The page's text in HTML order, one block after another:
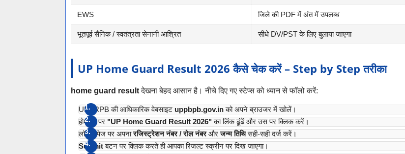
EWS जिले की PDF में अंत में उपलब्ध
भूतपूर्व सैनिक / स्वतंत्रता सेनानी आश्रित सीधे DV/PST के लिए बुलाया जाएगा
UP Home Guard Result 2026 कैसे चेक करें – Step by Step तरीका
home guard resultदेखना बेहद आसान है। नीचे दिए गए स्टेप्स को ध्यान से फॉलो करें:
UPPRPB की आधिकारिक वेबसाइट uppbpb.gov.inको अपने ब्राउजर में खोलें।
होमपेज पर "UP Home Guard Result 2026" का लिंक ढूंढें और उस पर क्लिक करें।
लॉगिन पेज पर अपनारजिस्ट्रेशन नंबर / रोल नंबरऔरजन्म तिथिसही-सही दर्ज करें।
Submitबटन पर क्लिक करते ही आपका रिजल्ट स्क्रीन पर दिख जाएगा।